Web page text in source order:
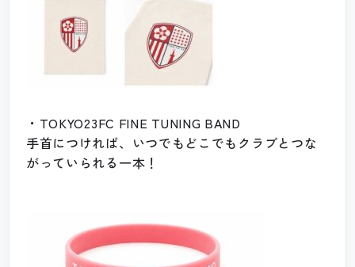
・TOKYO23FC FINE TUNING BAND
手首につければ、いつでもどこでもクラブとつな
がっていられる一本！